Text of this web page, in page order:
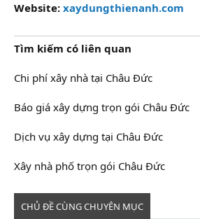
Website: xaydungthienanh.com
Tìm kiếm có liên quan
Chi phí xây nhà tại Châu Đức
Báo giá xây dựng trọn gói Châu Đức
Dịch vụ xây dựng tại Châu Đức
Xây nhà phố trọn gói Châu Đức
CHỦ ĐỀ CÙNG CHUYÊN MỤC